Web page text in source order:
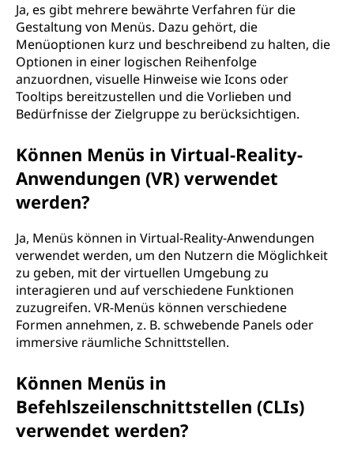
Ja, es gibt mehrere bewährte Verfahren für die
Gestaltung von Menüs. Dazu gehört, die
Menüoptionen kurz und beschreibend zu halten, die
Optionen in einer logischen Reihenfolge
anzuordnen, visuelle Hinweise wie Icons oder
Tooltips bereitzustellen und die Vorlieben und
Bedürfnisse der Zielgruppe zu berücksichtigen.
Können Menüs in Virtual-Reality-
Anwendungen (VR) verwendet
werden?
Ja, Menüs können in Virtual-Reality-Anwendungen
verwendet werden, um den Nutzern die Möglichkeit
zu geben, mit der virtuellen Umgebung zu
interagieren und auf verschiedene Funktionen
zuzugreifen. VR-Menüs können verschiedene
Formen annehmen, z. B. schwebende Panels oder
immersive räumliche Schnittstellen.
Können Menüs in
Befehlszeilenschnittstellen (CLIs)
verwendet werden?